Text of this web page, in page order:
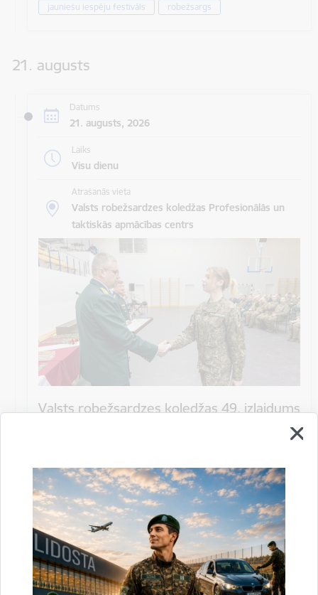
jauniešu iespēju festivāls robežsargs
21. augusts
Datums
21. augusts, 2026
Laiks
Visu dienu
Atrašanās vieta
Valsts robežsardzes koledžas Profesionālās un
taktiskās apmācības centrs
Valsts robežsardzes koledžas 49. izlaidums
22. augusts
Datums
22. augusts, 2026
Laiks
Visu dienu